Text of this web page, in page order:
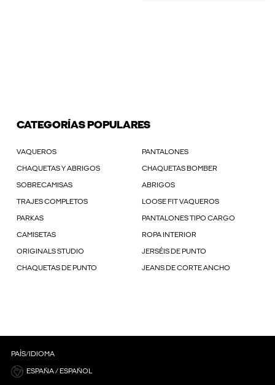
CATEGORÍAS POPULARES
VAQUEROS PANTALONES
CHAQUETAS Y ABRIGOS CHAQUETAS BOMBER
SOBRECAMISAS ABRIGOS
TRAJES COMPLETOS LOOSE FIT VAQUEROS
PARKAS PANTALONES TIPO CARGO
CAMISETAS ROPA INTERIOR
ORIGINALS STUDIO JERSÉIS DE PUNTO
CHAQUETAS DE PUNTO JEANS DE CORTE ANCHO
PAÍS/IDIOMA
ESPAÑA / ESPAÑOL